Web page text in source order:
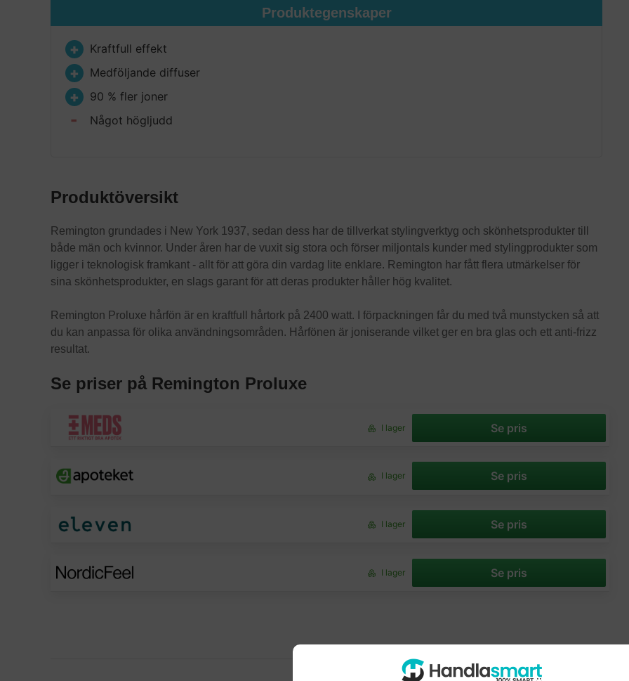
Produktegenskaper
Kraftfull effekt
Medföljande diffuser
90 % fler joner
Något högljudd
Produktöversikt
Remington grundades i New York 1937, sedan dess har de tillverkat stylingverktyg och skönhetsprodukter till
både män och kvinnor. Under åren har de vuxit sig stora och förser miljontals kunder med stylingprodukter som
ligger i teknologisk framkant - allt för att göra din vardag lite enklare. Remington har fått flera utmärkelser för
sina skönhetsprodukter, en slags garant för att deras produkter håller hög kvalitet.
Remington Proluxe hårfön är en kraftfull hårtork på 2400 watt. I förpackningen får du med två munstycken så att
du kan anpassa för olika användningsområden. Hårfönen är joniserande vilket ger en bra glas och ett anti-frizz
resultat.
Se priser på Remington Proluxe
I lager Se pris
I lager Se pris
I lager Se pris
I lager Se pris